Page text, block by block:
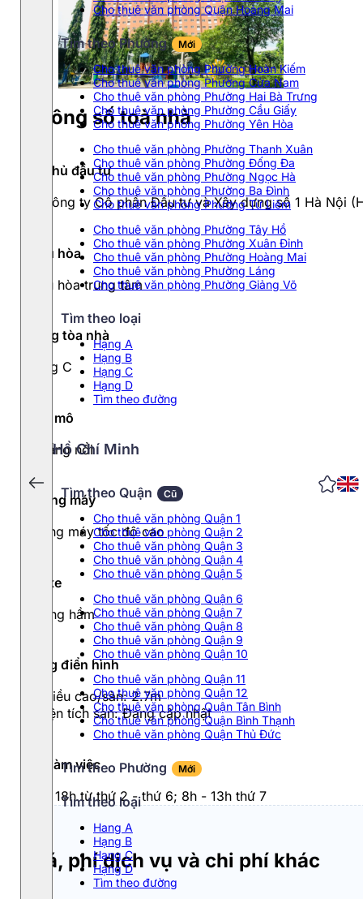
Cho thuê văn phòng Quận Hoàng Mai
Tìm theo Phường Mới
Cho thuê văn phòng Phường Hoàn Kiếm
Cho thuê văn phòng Phường Cửa Nam
Cho thuê văn phòng Phường Hai Bà Trưng
Cho thuê văn phòng Phường Cầu Giấy
Cho thuê văn phòng Phường Yên Hòa
Cho thuê văn phòng Phường Thanh Xuân
Cho thuê văn phòng Phường Đống Đa
Cho thuê văn phòng Phường Ngọc Hà
Cho thuê văn phòng Phường Ba Đình
Cho thuê văn phòng Phường Từ Liêm
Cho thuê văn phòng Phường Tây Hồ
Cho thuê văn phòng Phường Xuân Đỉnh
Cho thuê văn phòng Phường Hoàng Mai
Cho thuê văn phòng Phường Láng
Cho thuê văn phòng Phường Giảng Võ
Tìm theo loại
Hạng A
Hạng B
Hạng C
Hạng D
Tìm theo đường
Hồ Chí Minh
Tìm theo Quận Cũ
Cho thuê văn phòng Quận 1
Cho thuê văn phòng Quận 2
Cho thuê văn phòng Quận 3
Cho thuê văn phòng Quận 4
Cho thuê văn phòng Quận 5
Cho thuê văn phòng Quận 6
Cho thuê văn phòng Quận 7
Cho thuê văn phòng Quận 8
Cho thuê văn phòng Quận 9
Cho thuê văn phòng Quận 10
Cho thuê văn phòng Quận 11
Cho thuê văn phòng Quận 12
Cho thuê văn phòng Quận Tân Bình
Cho thuê văn phòng Quận Bình Thạnh
Cho thuê văn phòng Quận Thủ Đức
Tìm theo Phường Mới
Tìm theo loại
Hang A
Hạng B
Hạng C
Hạng D
Tìm theo đường
Thông số toà nhà
Chủ đầu tư
Công ty Cổ phần Đầu tư và Xây dựng số 1 Hà Nội
Điều hòa
Điều hòa trung tâm
Hạng tòa nhà
Hạng C
Quy mô
21 tầng nổi
Thang máy
Thang máy tốc độ cao
Đỗ xe
2 tầng hầm
Tầng điển hình
- Chiều cao/sàn: 2.7m
- Diện tích sàn: Đang cập nhật
Giờ làm việc
8h - 18h từ thứ 2 - thứ 6; 8h - 13h thứ 7
Giá, phí dịch vụ và chi phí khác